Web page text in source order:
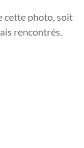
cette photo, soit
rencontrés.